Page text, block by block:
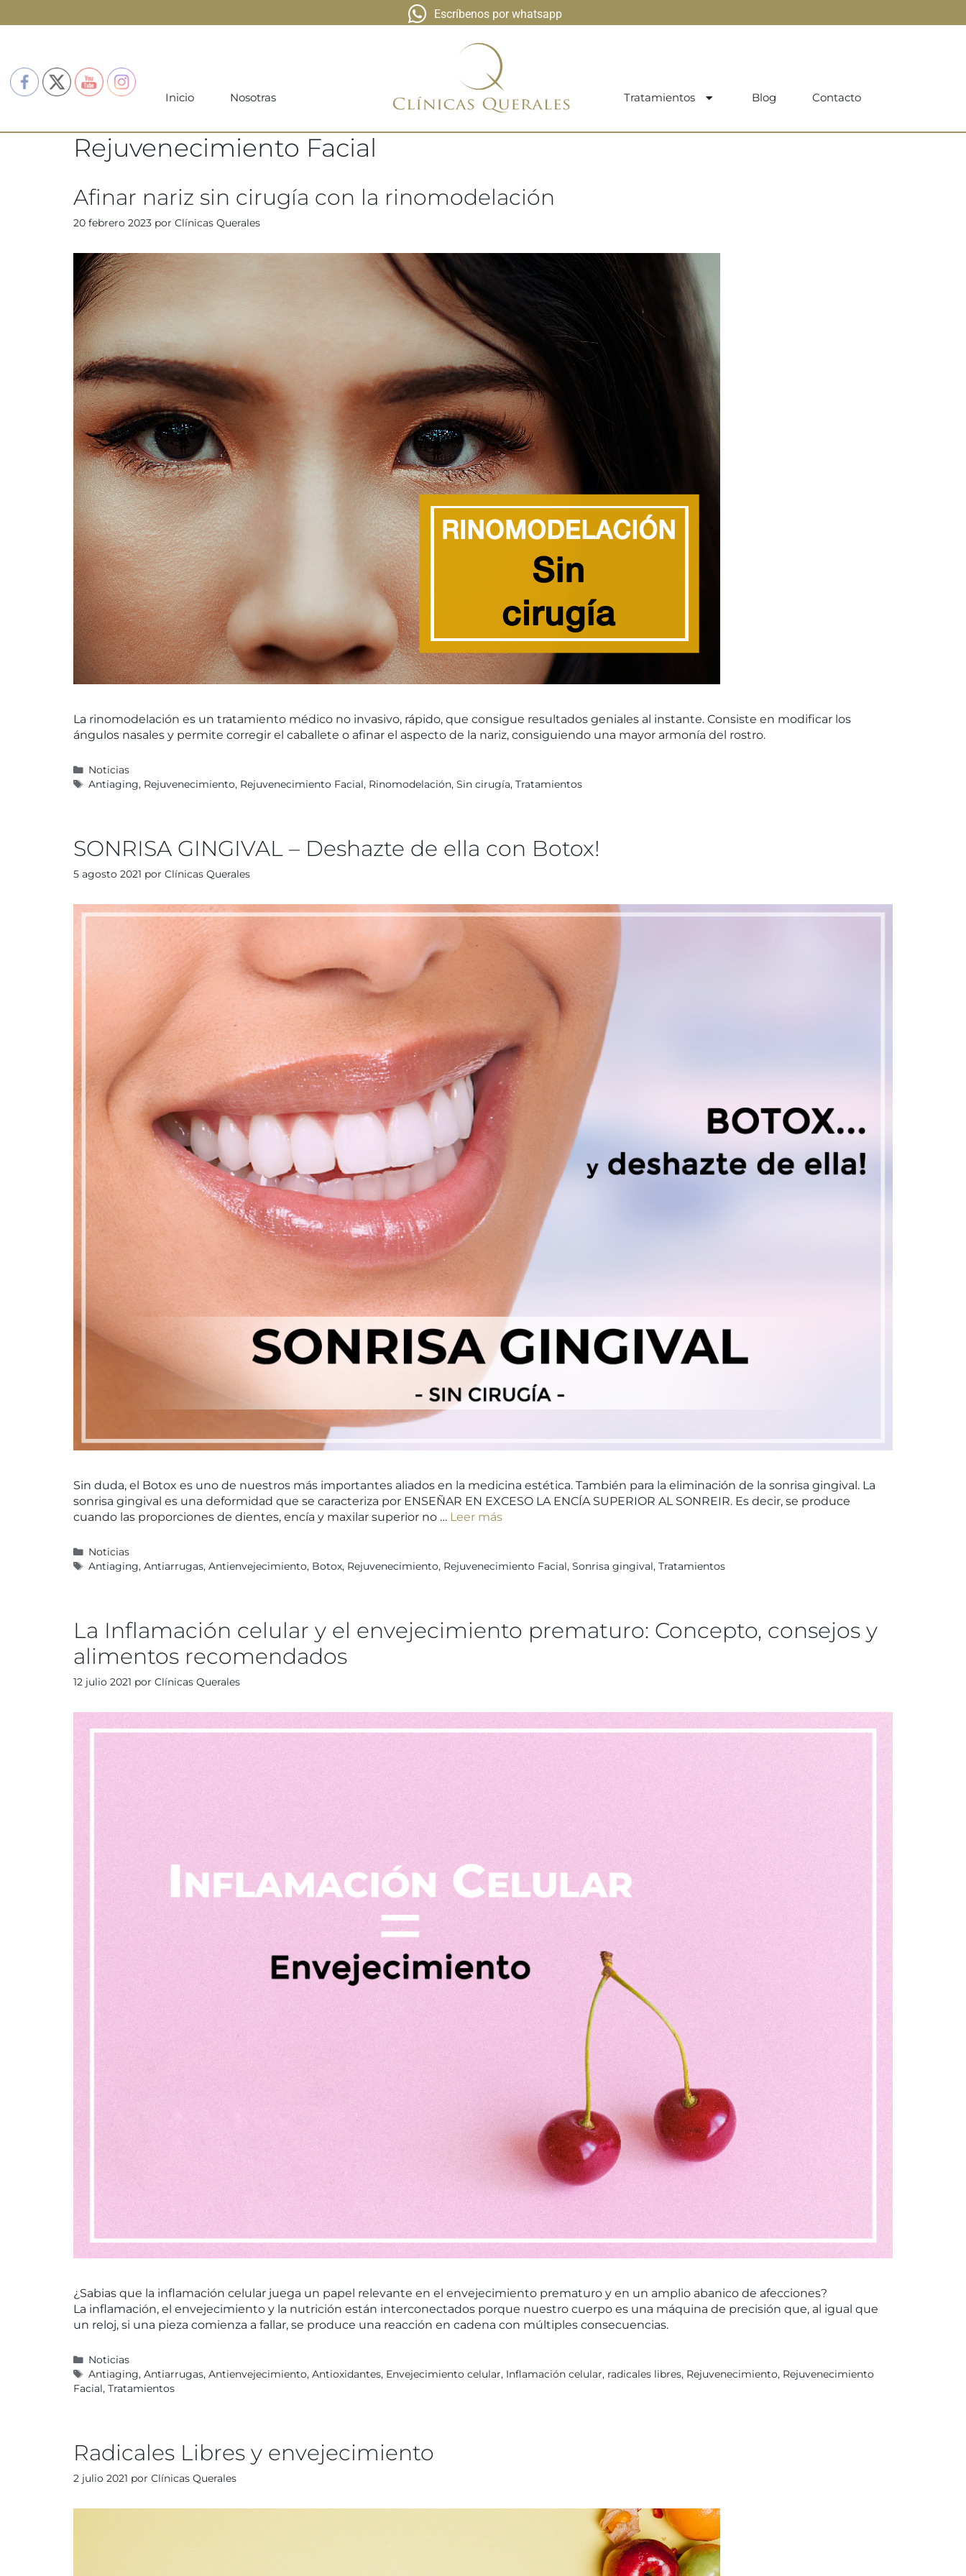
Escríbenos por whatsapp
Inicio Nosotras Tratamientos Blog Contacto
Rejuvenecimiento Facial
Afinar nariz sin cirugía con la rinomodelación
20 febrero 2023 por Clínicas Querales
La rinomodelación es un tratamiento médico no invasivo, rápido, que consigue resultados geniales al instante. Consiste en modificar los
ángulos nasales y permite corregir el caballete o afinar el aspecto de la nariz, consiguiendo una mayor armonía del rostro.
Noticias
Antiaging, Rejuvenecimiento, Rejuvenecimiento Facial, Rinomodelación,Sin cirugía,Tratamientos
SONRISA GINGIVAL – Deshazte de ella con Botox!
5 agosto 2021 por Clínicas Querales
Sin duda, el Botox es uno de nuestros más importantes aliados en la medicina estética. También para la eliminación de la sonrisa gingival. La
sonrisa gingival es una deformidad que se caracteriza por ENSEÑAR EN EXCESO LA ENCÍA SUPERIOR AL SONREIR. Es decir, se produce
cuando las proporciones de dientes, encía y maxilar superior no … Leer más
Noticias
Antiaging,Antiarrugas,Antienvejecimiento, Botox, Rejuvenecimiento, Rejuvenecimiento Facial,Sonrisa gingival,Tratamientos
La Inflamación celular y el envejecimiento prematuro: Concepto, consejos y
alimentos recomendados
12 julio 2021 por Clínicas Querales
¿Sabias que la inflamación celular juega un papel relevante en el envejecimiento prematuro y en un amplio abanico de afecciones?
La inflamación, el envejecimiento y la nutrición están interconectados porque nuestro cuerpo es una máquina de precisión que, al igual que
un reloj, si una pieza comienza a fallar, se produce una reacción en cadena con múltiples consecuencias.
Noticias
Antiaging,Antiarrugas,Antienvejecimiento,Antioxidantes, Envejecimiento celular, Inflamación celular, radicales libres, Rejuvenecimiento, Rejuvenecimiento
Facial, Tratamientos
Radicales Libres y envejecimiento
2 julio 2021 por Clínicas Querales